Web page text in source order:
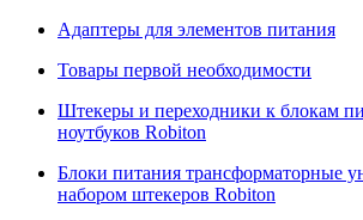
Адаптеры для элементов питания
Товары первой необходимости
Штекеры и переходники к блокам
ноутбуков Robiton
Блоки питания трансформаторные
набором штекеров Robiton